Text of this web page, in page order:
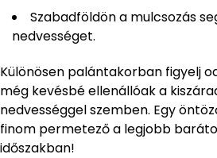
Szabadföldön a mulcsozás
nedvességet.
Különösen palántakorban figyelj
még kevésbé ellenállóak a
nedvességgel szemben. Egy
finom permetező a legjobb
időszakban!